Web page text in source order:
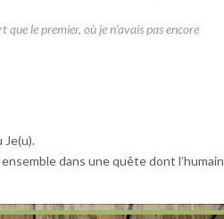
le premier, où je n’avais pas encore
Je(u).
dans une quête dont l’humain